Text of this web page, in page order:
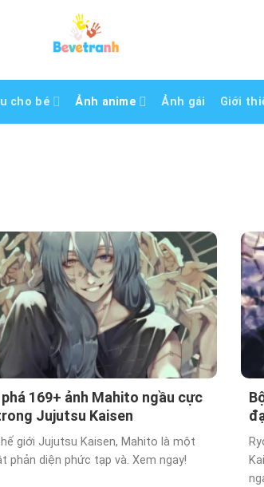
cho bé Ảnh anime Ảnh gái Giới
phá 169+ ảnh Mahito ngầu cực
Jujutsu Kaisen
giới Jujutsu Kaisen, Mahito là một
phản diện phức tạp và. Xem ngay!